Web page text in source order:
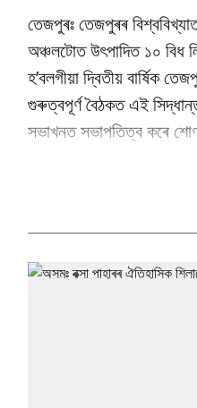
তেজপুৰঃ তেজপুৰৰ
অঞ্চলটোত উৎপাদিত ১০ বিধ
হ’বলগীয়া দ্বিতীয় বাৰ্ষিক
গুৰুত্বপূৰ্ণ বৈঠকত এই
সভাখনত সভাপতিত্ব কৰে